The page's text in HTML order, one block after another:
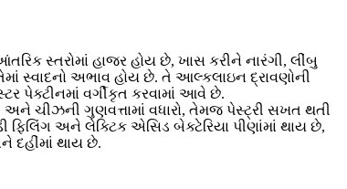
સ્તરોમાં હાજર હોય છે, ખાસ કરીને નારંગી, લીંબુ
સ્વાદનો અભાવ હોય છે. તે આલ્કલાઇન દ્રાવણોની
પેક્ટીનમાં વર્ગીકૃત કરવામાં આવે છે.
ચીઝની ગુણવત્તામાં વધારો, તેમજ પેસ્ટ્રી સખત થતી
અને લેક્ટિક એસિડ બેક્ટેરિયા પીણાંમાં થાય છે,
દહીંમાં થાય છે.